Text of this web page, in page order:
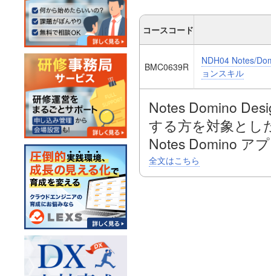
【お客様の声】
・アプリケーショ
が、今回の研修で
立つノウハウを吸
・Domino
に役立つと思う。
・Notesの知識が
的な知識を得るこ
のNotes開発を行
コースコード
BMC0639R
NDH04 Notes/
ョンスキル
Notes Domino
する方を対象とし
Notes Domino ア
る掲示板形式、ユ
ィスカッション形
全文はこちら